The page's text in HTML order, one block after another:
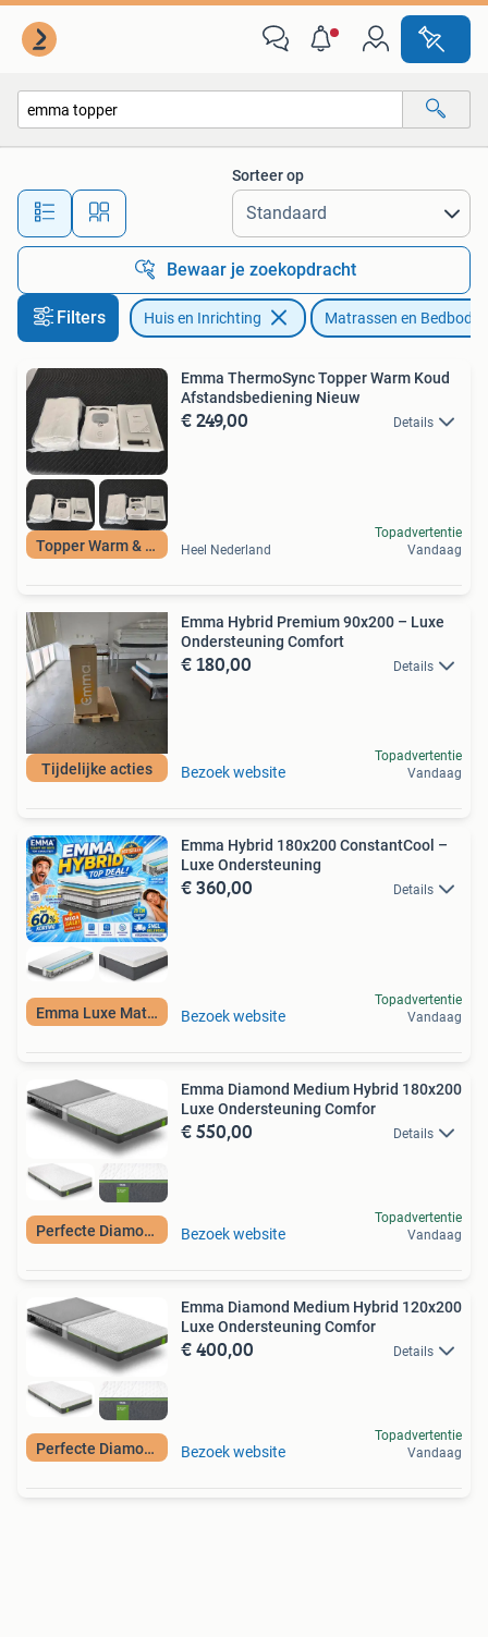
Alle afstanden…
Sorteer op
Bewaar je zoekopdracht
Filters Huis en Inrichting Matrassen en
Topper Warm & Koud
Emma ThermoSync Topper Warm Koud
Afstandsbediening Nieuw
€ 249,00 Details
Heel Nederland
Topadvertentie
Vandaag
Tijdelijke acties
Emma Hybrid Premium 90x200 – Luxe
Ondersteuning Comfort
€ 180,00 Details
Bezoek website
Topadvertentie
Vandaag
Emma Luxe Matras
Emma Hybrid 180x200 ConstantCool –
Luxe Ondersteuning
€ 360,00 Details
Bezoek website
Topadvertentie
Vandaag
Perfecte Diamond
Emma Diamond Medium Hybrid 180x200
Luxe Ondersteuning Comfor
€ 550,00 Details
Bezoek website
Topadvertentie
Vandaag
Perfecte Diamond
Emma Diamond Medium Hybrid 120x200
Luxe Ondersteuning Comfor
€ 400,00 Details
Bezoek website
Topadvertentie
Vandaag